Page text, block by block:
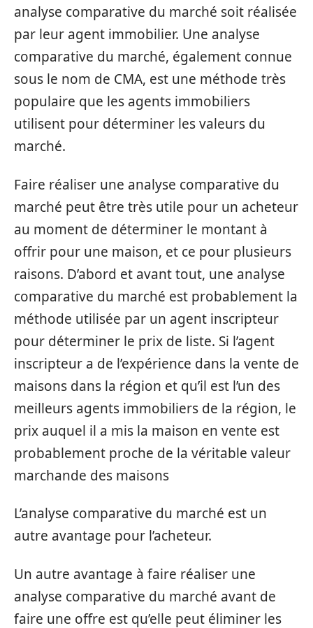
analyse comparative du marché soit réalisée
par leur agent immobilier. Une analyse
comparative du marché, également connue
sous le nom de CMA, est une méthode très
populaire que les agents immobiliers
utilisent pour déterminer les valeurs du
marché.
Faire réaliser une analyse comparative du
marché peut être très utile pour un acheteur
au moment de déterminer le montant à
offrir pour une maison, et ce pour plusieurs
raisons. D’abord et avant tout, une analyse
comparative du marché est probablement la
méthode utilisée par un agent inscripteur
pour déterminer le prix de liste. Si l’agent
inscripteur a de l’expérience dans la vente de
maisons dans la région et qu’il est l’un des
meilleurs agents immobiliers de la région, le
prix auquel il a mis la maison en vente est
probablement proche de la véritable valeur
marchande des maisons
L’analyse comparative du marché est un
autre avantage pour l’acheteur.
Un autre avantage à faire réaliser une
analyse comparative du marché avant de
faire une offre est qu’elle peut éliminer les